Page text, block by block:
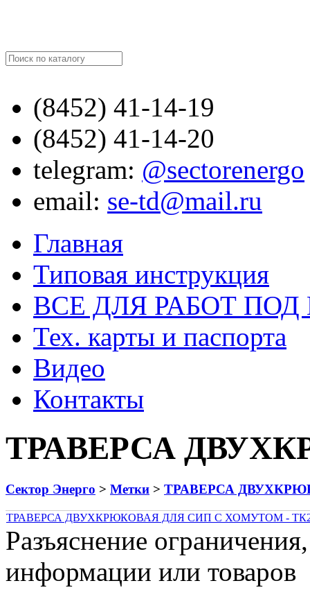
(8452) 41-14-19
(8452) 41-14-20
telegram: @sectorenergo
email: se-td@mail.ru
Главная
Типовая инструкция
ВСЕ ДЛЯ РАБОТ
Тех. карты и паспорта
Видео
Контакты
ТРАВЕРСА
Сектор Энерго > Метки > ТРАВЕРСА
ТРАВЕРСА ДВУХКРЮКОВАЯ ДЛЯ СИП С ХОМУТОМ -
Разъяснение
информации или товаров